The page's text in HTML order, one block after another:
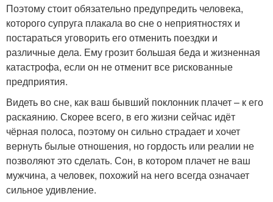
Поэтому стоит обязательно предупредить человека,
которого супруга плакала во сне о неприятностях и
постараться уговорить его отменить поездки и
различные дела. Ему грозит большая беда и жизненная
катастрофа, если он не отменит все рискованные
предприятия.
Видеть во сне, как ваш бывший поклонник плачет – к его
раскаянию. Скорее всего, в его жизни сейчас идёт
чёрная полоса, поэтому он сильно страдает и хочет
вернуть былые отношения, но гордость или реалии не
позволяют это сделать. Сон, в котором плачет не ваш
мужчина, а человек, похожий на него всегда означает
сильное удивление.